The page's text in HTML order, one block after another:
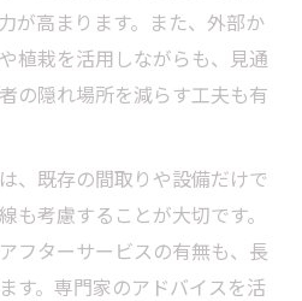
が高まります。また、外部か
植栽を活用しながらも、見通
の隠れ場所を減らす工夫も有
、既存の間取りや設備だけで
も考慮することが大切です。
フターサービスの有無も、長
す。専門家のアドバイスを活